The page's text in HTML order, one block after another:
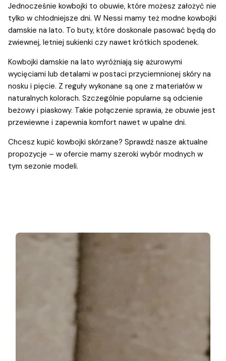
Jednocześnie kowbojki to obuwie, które możesz założyć nie
tylko w chłodniejsze dni. W Nessi mamy też modne kowbojki
damskie na lato. To buty, które doskonale pasować będą do
zwiewnej, letniej sukienki czy nawet krótkich spodenek.
Kowbojki damskie na lato wyróżniają się ażurowymi
wycięciami lub detalami w postaci przyciemnionej skóry na
nosku i pięcie. Z reguły wykonane są one z materiałów w
naturalnych kolorach. Szczególnie popularne są odcienie
beżowy i piaskowy. Takie połączenie sprawia, że obuwie jest
przewiewne i zapewnia komfort nawet w upalne dni.
Chcesz kupić kowbojki skórzane? Sprawdź nasze aktualne
propozycje – w ofercie mamy szeroki wybór modnych w
tym sezonie modeli.